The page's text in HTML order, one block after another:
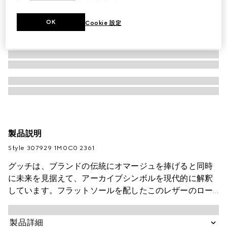
製品説明
Style ‎307929 1M0C0 2361
グッチは、ブランドの伝統にオマージュを捧げると同時
に未来を見据えて、アーカイブシンボルを現代的に解釈
しています。フラットソールを配したこのレザーのロー
ファーは、グッチを象徴するホースビット ローファーを
再解釈した一足。ゴールドトーンのディテールが、グッ
チのルーツであるスポーツやレジャーの世界とのつなが
製品詳細
Cookie 設定
OK